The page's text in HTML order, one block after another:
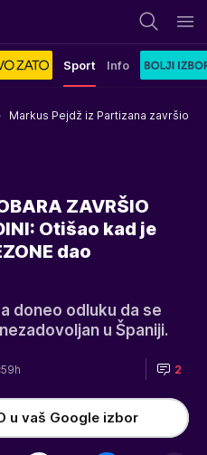
Sport Info
Markus Pejdž iz Partizana završio
ZAVRŠIO
Otišao kad je
dao
doneo odluku da se
u Španiji.
2
u vaš Google izbor